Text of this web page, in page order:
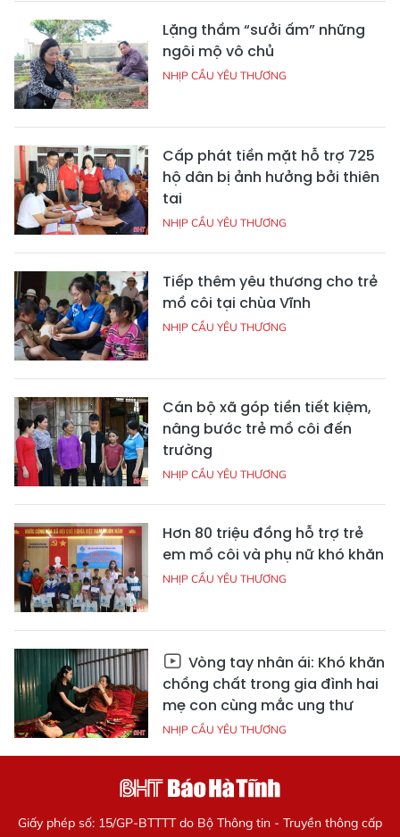
Lặng thầm “sưởi ấm” những
ngôi mộ vô chủ
NHỊP CẦU YÊU THƯƠNG
Cấp phát tiền mặt hỗ trợ 725
hộ dân bị ảnh hưởng bởi thiên
tai
NHỊP CẦU YÊU THƯƠNG
Tiếp thêm yêu thương cho trẻ
mồ côi tại chùa Vĩnh
NHỊP CẦU YÊU THƯƠNG
Cán bộ xã góp tiền tiết kiệm,
nâng bước trẻ mồ côi đến
trường
NHỊP CẦU YÊU THƯƠNG
Hơn 80 triệu đồng hỗ trợ trẻ
em mồ côi và phụ nữ khó khăn
NHỊP CẦU YÊU THƯƠNG
Vòng tay nhân ái: Khó khăn
chồng chất trong gia đình hai
mẹ con cùng mắc ung thư
NHỊP CẦU YÊU THƯƠNG
Giấy phép số: 15/GP-BTTTT do Bộ Thông tin - Truyền thông cấp